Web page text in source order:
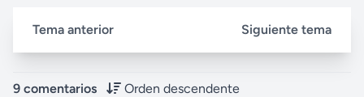
e
i
n
f
Tema anterior Siguiente tema
9 comentarios Orden descendente